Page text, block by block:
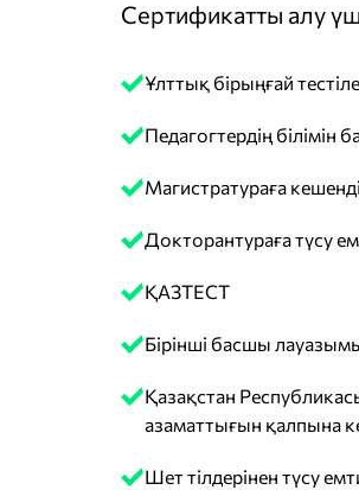
Сертификатты алу
Ұлттық бірыңғай
Педагогтердің білімін
Магистратураға
Докторантураға түсу
ҚАЗТЕСТ
Бірінші басшы
Қазақстан
азаматтығын қалпына
Шет тілдерінен түсу